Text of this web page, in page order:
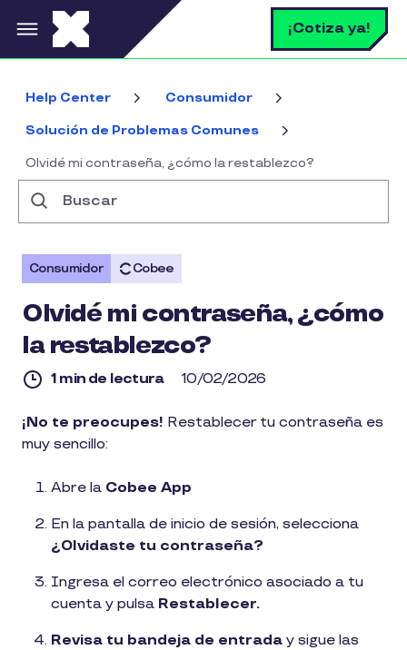
Pasar al contenido principal ¡Cotiza ya!
Help Center Consumidor
Solución de Problemas Comunes
Olvidé mi contraseña, ¿cómo la restablezco?
Consumidor Cobee
Olvidé mi contraseña, ¿cómo
la restablezco?
1 min de lectura 10/02/2026
1
min
de
¡No te preocupes! Restablecer tu contraseña es
muy sencillo:
Abre la Cobee App
En la pantalla de inicio de sesión, selecciona
¿Olvidaste tu contraseña?
Ingresa el correo electrónico asociado a tu
cuenta y pulsa Restablecer.
Revisa tu bandeja de entrada y sigue las